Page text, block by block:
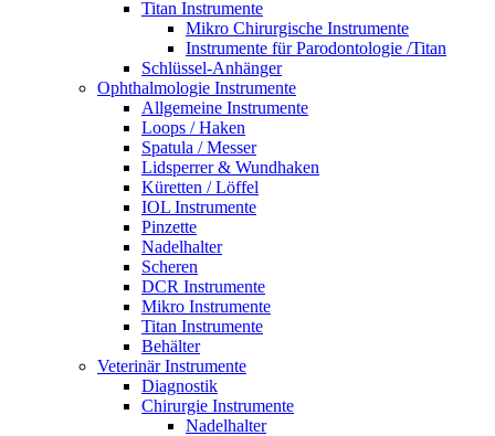
Titan Instrumente
Mikro Chirurgische Instrumente
Instrumente für Parodontologie /Titan
Schlüssel-Anhänger
Ophthalmologie Instrumente
Allgemeine Instrumente
Loops / Haken
Spatula / Messer
Lidsperrer & Wundhaken
Küretten / Löffel
IOL Instrumente
Pinzette
Nadelhalter
Scheren
DCR Instrumente
Mikro Instrumente
Titan Instrumente
Behälter
Veterinär Instrumente
Diagnostik
Chirurgie Instrumente
Nadelhalter